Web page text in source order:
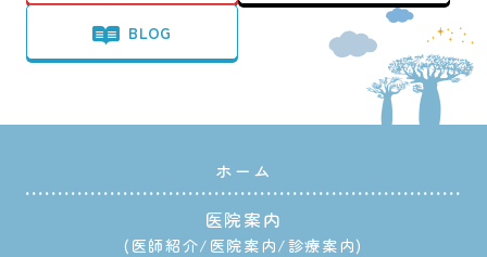
BLOG
ホーム
医院案内
医師紹介 医院案内 診療案内